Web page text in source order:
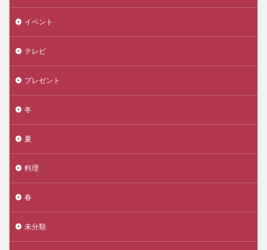
イベント
テレビ
プレゼント
冬
夏
料理
春
未分類